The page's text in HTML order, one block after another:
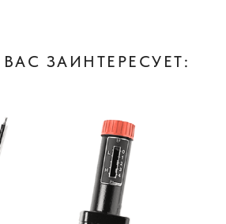
ЗАИНТЕРЕСУЕТ: